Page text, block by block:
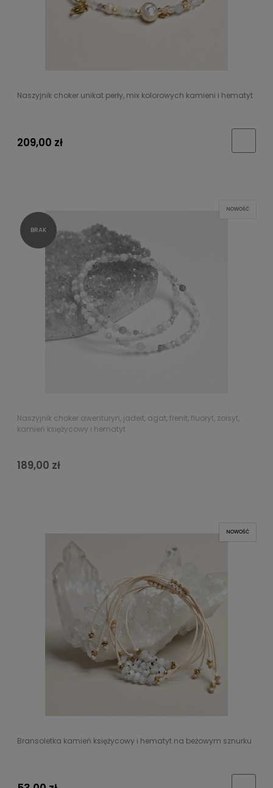
Naszyjnik choker unikat perły, mix kolorowych kamieni i hematyt
209,00 zł
Naszyjnik choker awenturyn, jadeit, agat, frenit, fluoryt, zoisyt,
kamień księżycowy i hematyt
189,00 zł
NOWOŚĆ
Bransoletka kamień księżycowy i hematyt na beżowym sznurku
NOWOŚĆ